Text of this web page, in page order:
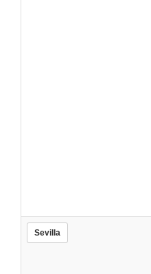
Sevilla